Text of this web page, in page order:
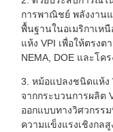
การพาณิชย์ พลังงาน
พื้นฐานในอเมริกาเห
แห้ง VPI เพื่อให้ตรงต
NEMA, DOE และโค
3. หม้อแปลงชนิดแห้ง
จากกระบวนการผลิต
ออกแบบทางวิศวกรร
ความแข็งแรงเชิงกล